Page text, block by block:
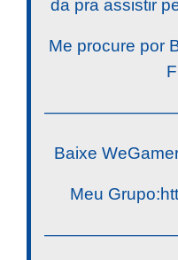
da pra assistir
Me procure por
Baixe
Meu